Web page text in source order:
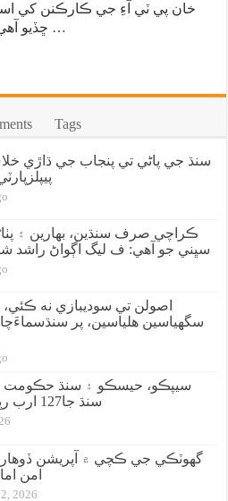
خان پي ٽي آءِ جي ڪارڪنن کي
ڇڏيو آهي. سپريم ڪورٽ جي لارجر …
Tags
سنڌ جي پاڻي تي پنجاب جي ڌاڙي
ڪراچي صرف سنڌين، بهارين ۽
سڀني جو آهي: ف ليگ اڳواڻ راشد
سگهياسين هلياسين، پر
سيپڪو، حيسڪو ۽ سنڌ حڪومت
سنڌ جا127 ارب رپيا ٻڏي ويا؟
گهوٽڪي جي ڪچي ۾ آپريشن
امن
2026